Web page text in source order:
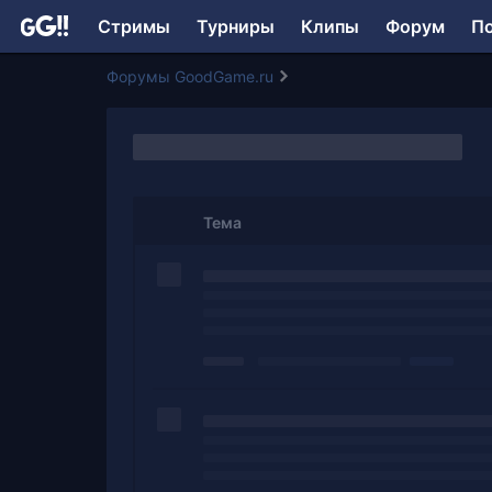
Стримы Турниры Клипы Форум
Форумы GoodGame.ru
Тема